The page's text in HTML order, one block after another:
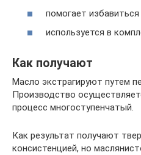
помогает
используется в
Как получают
Масло экстрагируют путем
Производство
процесс многоступенчатый.
Как результат получают
консистенцией, но